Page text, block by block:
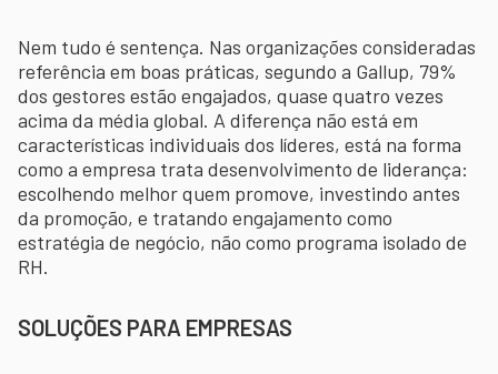
Nem tudo é sentença. Nas organizações consideradas
referência em boas práticas, segundo a Gallup, 79%
dos gestores estão engajados, quase quatro vezes
acima da média global. A diferença não está em
características individuais dos líderes, está na forma
como a empresa trata desenvolvimento de liderança:
escolhendo melhor quem promove, investindo antes
da promoção, e tratando engajamento como
estratégia de negócio, não como programa isolado de
RH.
SOLUÇÕES PARA EMPRESAS